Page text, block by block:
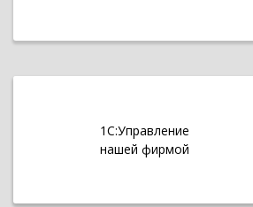
1С:Управление
нашей фирмой